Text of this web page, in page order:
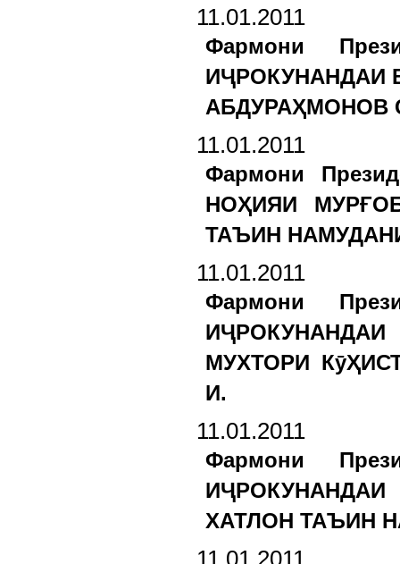
11.01.2011
Фармони
ИҶРОКУНАНДАИ
АБДУРАҲМОНОВ
11.01.2011
Фармони
НОҲИЯИ
ТАЪИН
11.01.2011
Фармони
МУХТОРИ
И.
11.01.2011
Фармони
ХАТЛОН ТАЪИН
11.01.2011